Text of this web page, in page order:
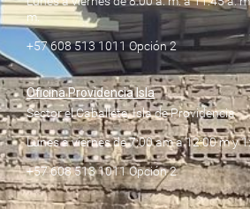
m.
+57 608 513 1011 Opción 2
Oficina Providencia Isla
Sector el Caballete, Isla de Providencia
Lunes a viernes de 7:00 am a 12:00 m y
+57 608 513 1011 Opción 2